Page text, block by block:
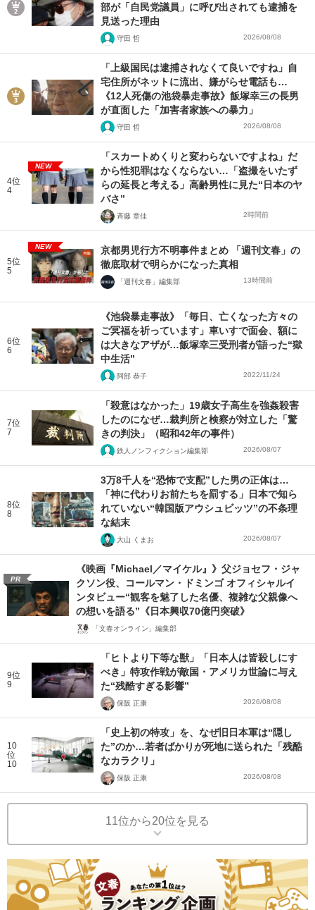
部が「自民党議員」に呼び出されても逮捕を
見送った理由
守田 哲 2026/08/08
「上級国民は逮捕されなくて良いですね」自
宅住所がネットに流出、嫌がらせ電話も…
《12人死傷の池袋暴走事故》飯塚幸三の長男
が直面した「加害者家族への暴力」
守田 哲 2026/08/08
4位
4
NEW
「スカートめくりと変わらないですよね」だ
から性犯罪はなくならない…「盗撮をいたず
らの延長と考える」高齢男性に見た“日本のヤ
バさ”
斉藤 章佳 2時間前
5位
5
NEW
京都男児行方不明事件まとめ 「週刊文春」の
徹底取材で明らかになった真相
「週刊文春」編集部 13時間前
6位
6
《池袋暴走事故》「毎日、亡くなった方々の
ご冥福を祈っています」車いすで面会、額に
は大きなアザが…飯塚幸三受刑者が語った“獄
中生活”
阿部 恭子 2022/11/24
7位
7
「殺意はなかった」19歳女子高生を強姦殺害
したのになぜ…裁判所と検察が対立した「驚
きの判決」（昭和42年の事件）
鉄人ノンフィクション編集部 2026/08/07
8位
8
3万8千人を“恐怖で支配”した男の正体は…
「神に代わりお前たちを罰する」日本で知ら
れていない“韓国版アウシュビッツ”の不条理
な結末
大山 くまお 2026/08/07
PR
《映画『Michael／マイケル』》父ジョセフ・ジャ
クソン役、コールマン・ドミンゴ オフィシャルイ
ンタビュー“観客を魅了した名優、複雑な父親像へ
の想いを語る”《日本興収70億円突破》
「文春オンライン」編集部
9位
9
「ヒトより下等な獣」「日本人は皆殺しにす
べき」特攻作戦が敵国・アメリカ世論に与え
た“残酷すぎる影響”
保阪 正康 2026/08/08
10
位
10
「史上初の特攻」を、なぜ旧日本軍は“隠し
た”のか…若者ばかりが死地に送られた「残酷
なカラクリ」
保阪 正康 2026/08/08
11位から20位を見る